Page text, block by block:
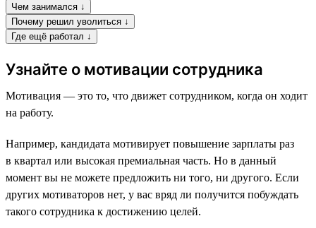
Чем занимался ↓
Почему решил уволиться ↓
Где ещё работал ↓
Узнайте о мотивации сотрудника
Мотивация — это то, что движет сотрудником, когда он ходит
на работу.
Например, кандидата мотивирует повышение зарплаты раз
в квартал или высокая премиальная часть. Но в данный
момент вы не можете предложить ни того, ни другого. Если
других мотиваторов нет, у вас вряд ли получится побуждать
такого сотрудника к достижению целей.